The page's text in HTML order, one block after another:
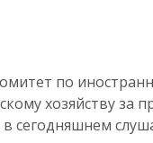
по
хозяйству за
в сегодняшнем